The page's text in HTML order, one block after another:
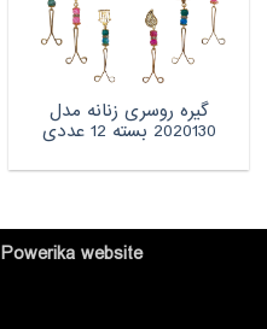
گیره روسری زنانه مدل
2020130 بسته 12 عددی
Powerikawebsite